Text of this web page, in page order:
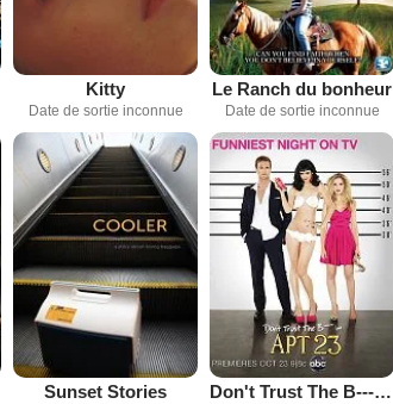
Kitty
Date de sortie inconnue
Le Ranch du bonheur
Date de sortie inconnue
Sunset Stories Don't Trust The B---- in Apartment 23